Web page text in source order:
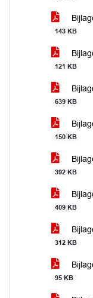
143 KB
121 KB
639 KB
150 KB
392 KB
409 KB
312 KB
95 KB